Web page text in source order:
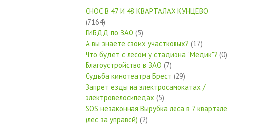
СНОС В 47 И 48 КВАРТАЛАХ КУНЦЕВО
(7164)
ГИБДД по ЗАО (5)
А вы знаете своих участковых? (17)
Что будет с лесом у стадиона "Медик"? (0)
Благоустройство в ЗАО (7)
Судьба кинотеатра Брест (29)
Запрет езды на электросамокатах /
электровелосипедах (5)
SOS незаконная Вырубка леса в 7 квартале
(лес за управой) (2)